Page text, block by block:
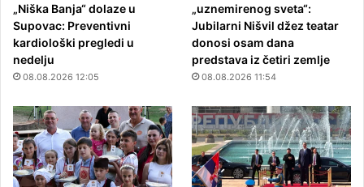
„Niška Banja“ dolaze u
Supovac: Preventivni
kardiološki pregledi u
nedelju
08.08.2026 12:05
„uznemirenog sveta“:
Jubilarni Nišvil džez teatar
donosi osam dana
predstava iz četiri zemlje
08.08.2026 11:54